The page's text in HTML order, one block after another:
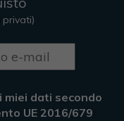
dati secondo
UE 2016/679